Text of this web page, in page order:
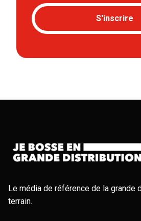
S'inscrire
Le média de référence de la grande
terrain.